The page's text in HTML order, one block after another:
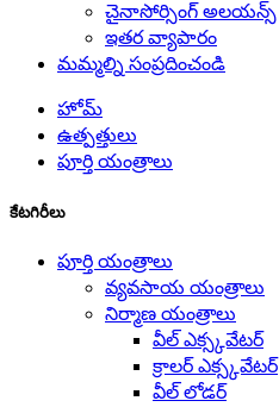
చైనాసోర్సింగ్ అలయన్స్
ఇతర వ్యాపారం
మమ్మల్ని సంప్రదించండి
హోమ్
ఉత్పత్తులు
పూర్తి యంత్రాలు
కేటగిరీలు
పూర్తి యంత్రాలు
వ్యవసాయ యంత్రాలు
నిర్మాణ యంత్రాలు
వీల్ ఎక్స్కవేటర్
క్రాలర్ ఎక్స్కవేటర్
వీల్ లోడర్